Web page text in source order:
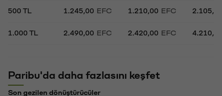
500 TL 1.245,00 EFC 1.210,00 EFC
1.000 TL 2.490,00 EFC 2.420,00 EFC
Paribu'da daha fazlasını keşfet
Son gezilen dönüştürücüler